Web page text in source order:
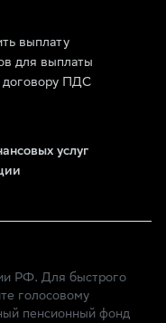
выплату
для выплаты
договору ПДС
услуг
РФ. Для быстрого
голосовому
пенсионный фонд